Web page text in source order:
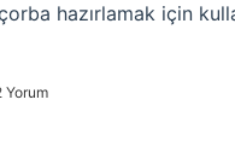
hazırlamak için
Yorum